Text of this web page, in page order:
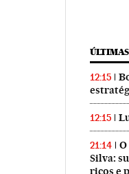
12:15
12:15
21:14
Silva:
ricos e